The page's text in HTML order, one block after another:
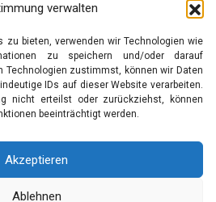
verwalten
zu bieten, verwenden wir Technologien wie
zu speichern und/oder darauf
Technologien zustimmst, können wir Daten
IDs auf dieser Website verarbeiten.
nicht erteilst oder zurückziehst, können
beeinträchtigt werden.
Akzeptieren
Ablehnen